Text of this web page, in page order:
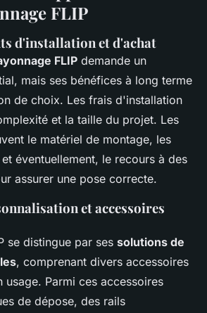
FLIP
d'installation et d'achat
FLIP demande un
mais ses bénéfices à long terme
de choix. Les frais d'installation
et la taille du projet. Les
le matériel de montage, les
éventuellement, le recours à des
assurer une pose correcte.
et accessoires
se distingue par ses solutions de
, comprenant divers accessoires
usage. Parmi ces accessoires
de dépose, des rails